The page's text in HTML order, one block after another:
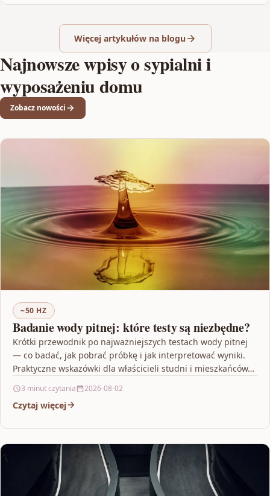
Więcej artykułów na blogu
Najnowsze wpisy o sypialni i
wyposażeniu domu
Zobacz nowości
~50 HZ
Badanie wody pitnej: które testy są niezbędne?
Krótki przewodnik po najważniejszych testach wody pitnej
— co badać, jak pobrać próbkę i jak interpretować wyniki.
Praktyczne wskazówki dla właścicieli studni i mieszkańców…
3 minut czytania 2026-08-02
Czytaj więcej